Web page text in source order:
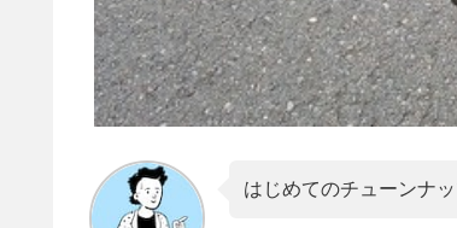
はじめてのチューンナ